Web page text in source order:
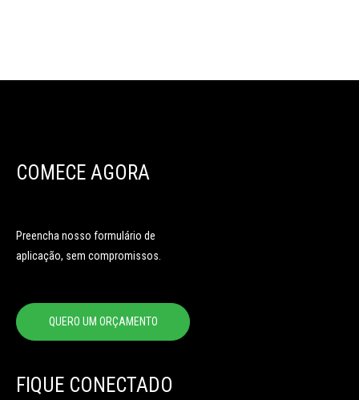
COMECE AGORA
Preencha nosso formulário de
aplicação, sem compromissos.
QUERO UM ORÇAMENTO
FIQUE CONECTADO